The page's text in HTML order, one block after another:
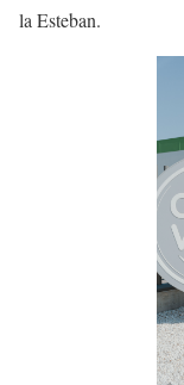
la Esteban.